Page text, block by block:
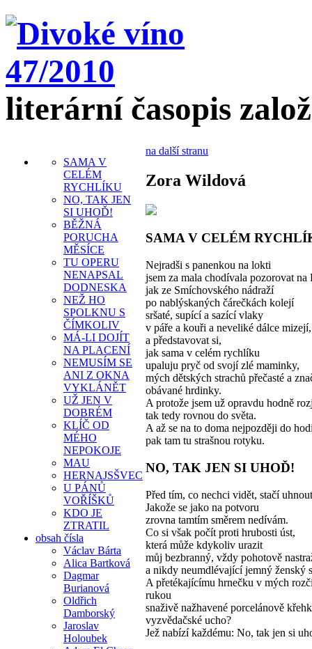
literární časopis
SAMA V
CELÉM
RYCHLÍKU
NO, TAK JEN
SI UHOĎ!
BĚŽNÁ
PORUCHA
MĚSÍCE
TU OPERU
NENAPSAL
DODNESKA
NEŽ HO
SPOLKNU S
ČÍMKOLIV
MÁ-LI DOJÍT
NA PLACENÍ
NEMUSÍM SE
ANI Z OKNA
VYKLÁNĚT
UŽ JEN V
DOBRÉM
KLÍČ OD
MÉHO
NEPOKOJE
MAU
HERNAJSŠVEC
U PÁNŮ
VOŘÍŠKŮ
KDO JE
ZTRATIL
obsah čísla
Václav Bárta
Alica Bartková
Dagmar
Burianová
Oldřich
Damborský
Jaroslav
Holoubek
na další stranu
Zora Wildová
SAMA V CELÉM
Nejradši s panenkou na lokti
jsem za mala chodívala pozorovat na
jak ze Smíchovského nádraží
po nablýskaných čárečkách kolejí
sršaté, supící a sazící vlaky
v páře a kouři a neveliké dálce mizejí,
a představovat si,
jak sama v celém rychlíku
upaluju pryč od svojí zlé maminky,
mých dětských strachů přečasté a
obávané hrdinky.
A protože jsem už opravdu hodně
tak tedy rovnou do světa.
A až se na to doma nejpozději do
pak tam tu strašnou rotyku.
NO, TAK JEN SI UHOĎ!
Před tím, co nechci vidět, stačí
Jakože se jako na potvoru
zrovna tamtím směrem nedívám.
Co si však počít proti hrubosti úst,
která může kdykoliv urazit
můj bezbranný, vždy pohotově
a nikdy neumdlévající jemný ženský
A přetékajícímu hrnečku v mých
rukou
snaživě nažhavené porcelánově
vyzvědačské ucho?
Jež nabízí každému: No, tak jen si